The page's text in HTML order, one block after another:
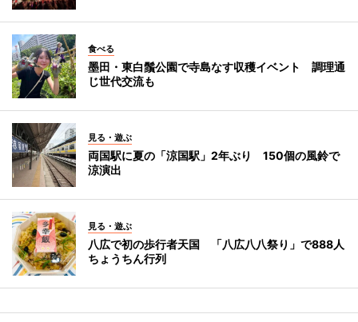
食べる
墨田・東白鬚公園で寺島なす収穫イベント 調理通
じ世代交流も
見る・遊ぶ
両国駅に夏の「涼国駅」2年ぶり 150個の風鈴で
涼演出
見る・遊ぶ
八広で初の歩行者天国 「八広八八祭り」で888人
ちょうちん行列